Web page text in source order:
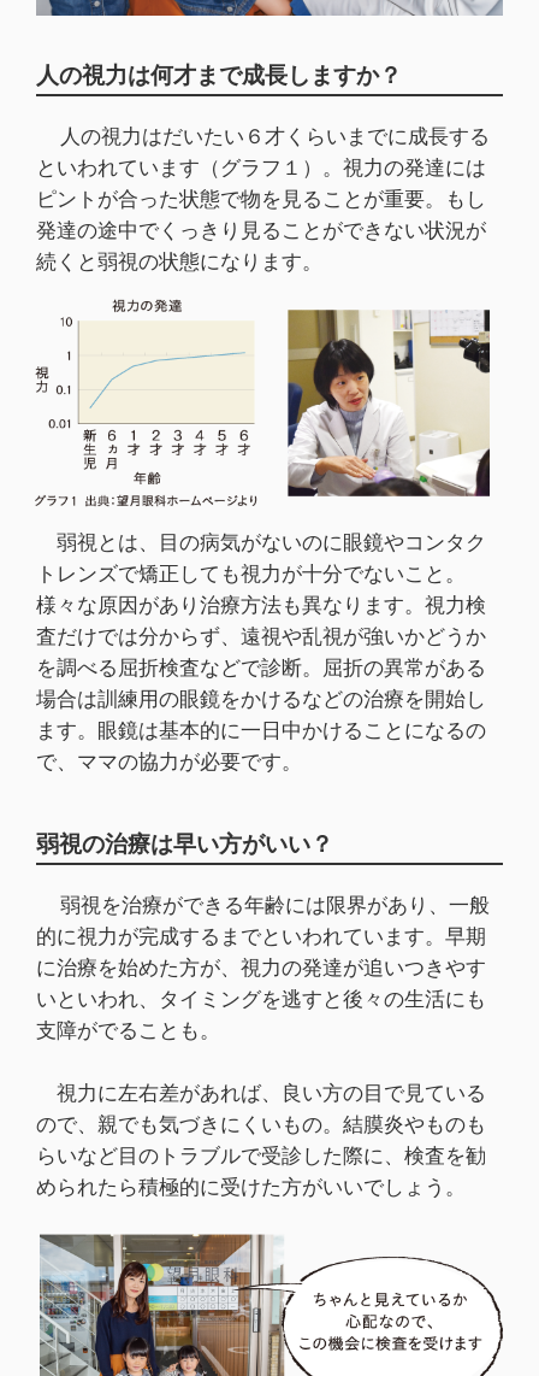
人の視力は何才まで成長しますか？
人の視力はだいたい６才くらいまでに成長する
といわれています（グラフ１）。視力の発達には
ピントが合った状態で物を見ることが重要。もし
発達の途中でくっきり見ることができない状況が
続くと弱視の状態になります。
弱視とは、目の病気がないのに眼鏡やコンタク
トレンズで矯正しても視力が十分でないこと。
様々な原因があり治療方法も異なります。視力検
査だけでは分からず、遠視や乱視が強いかどうか
を調べる屈折検査などで診断。屈折の異常がある
場合は訓練用の眼鏡をかけるなどの治療を開始し
ます。眼鏡は基本的に一日中かけることになるの
で、ママの協力が必要です。
弱視の治療は早い方がいい？
弱視を治療ができる年齢には限界があり、一般
的に視力が完成するまでといわれています。早期
に治療を始めた方が、視力の発達が追いつきやす
いといわれ、タイミングを逃すと後々の生活にも
支障がでることも。
視力に左右差があれば、良い方の目で見ている
ので、親でも気づきにくいもの。結膜炎やものも
らいなど目のトラブルで受診した際に、検査を勧
められたら積極的に受けた方がいいでしょう。